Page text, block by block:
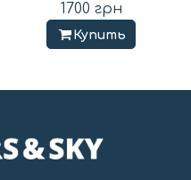
1700 грн
Купить